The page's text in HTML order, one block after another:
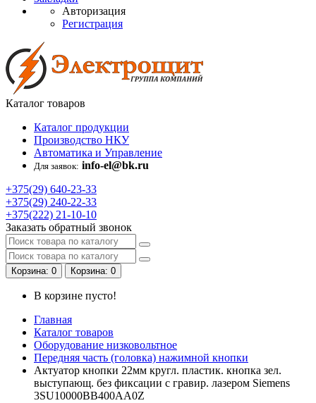
Авторизация
Регистрация
Каталог товаров
Каталог продукции
Производство НКУ
Автоматика и Управление
Для заявок: info-el@bk.ru
+375(29) 640-23-33
+375(29) 240-22-33
+375(222) 21-10-10
Заказать обратный звонок
Корзина: 0 Корзина: 0
В корзине пусто!
Главная
Каталог товаров
Оборудование низковольтное
Передняя часть (головка) нажимной кнопки
Актуатор кнопки 22мм кругл. пластик. кнопка зел.
выступающ. без фиксации с гравир. лазером Siemens
3SU10000BB400AA0Z